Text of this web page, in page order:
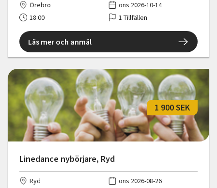
Örebro
ons 2026-10-14
18:00
1 Tillfällen
Läs mer och anmäl
Linedance nybörjare, Ryd
1 900 SEK
Ryd
ons 2026-08-26